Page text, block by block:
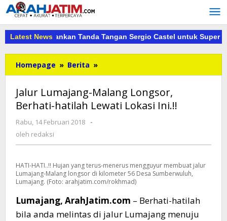
Lewati
ke
konten
Latest News
Amankan Tanda Tangan Sergio Castel untuk Super League
Homepage » Berita »
Lumajang-
Longsor,
Berhati-
Jalur Lumajang-Malang Longsor,
Berhati-hatilah Lewati Lokasi Ini.!!
Rabu, 14 Februari 2018
oleh
-
oleh redaksi
HATI-HATI..!! Hujan yang terus-menerus mengguyur membuat jalur
Lumajang-Malang longsor di kilometer 56 Desa Sumberwuluh,
Lumajang. (Foto: arahjatim.com/rokhmad)
Lumajang, ArahJatim.com – Berhati-hatilah
bila anda melintas di jalur Lumajang menuju